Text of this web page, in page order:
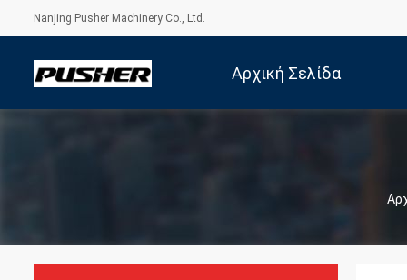
Nanjing Pusher Machinery Co., Ltd.
Αρχική Σελίδα